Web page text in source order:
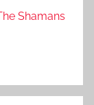
Shamans